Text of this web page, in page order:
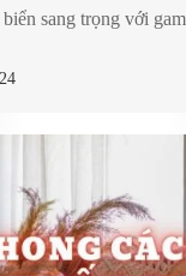
sang trọng với
sự hài hòa giữa